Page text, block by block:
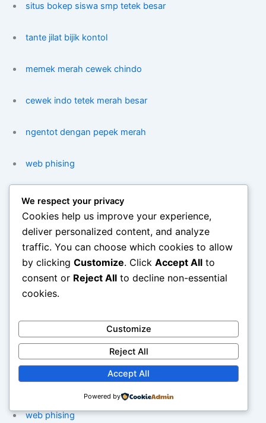
situs bokep siswa smp tetek besar
tante jilat bijik kontol
memek merah cewek chindo
cewek indo tetek merah besar
ngentot dengan pepek merah
web phising
web phising
web phising scammer
sex porno tante umur 30 pepek merah/a>
situs bokep siswa smp tetek besar
tante jilat bijik kontol
memek merah cewek chindo
cewek indo tetek merah besar
web phising
We respect your privacy
Cookies help us improve your experience,
deliver personalized content, and analyze
traffic. You can choose which cookies to allow
by clicking Customize. Click Accept All to
consent or Reject All to decline non-essential
cookies.
Customize
Reject All
Accept All
Powered by